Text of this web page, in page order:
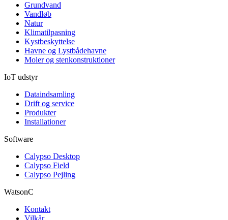
Grundvand
Vandløb
Natur
Klimatilpasning
Kystbeskyttelse
Havne og Lystbådehavne
Moler og stenkonstruktioner
IoT udstyr
Dataindsamling
Drift og service
Produkter
Installationer
Software
Calypso Desktop
Calypso Field
Calypso Pejling
WatsonC
Kontakt
Vilkår